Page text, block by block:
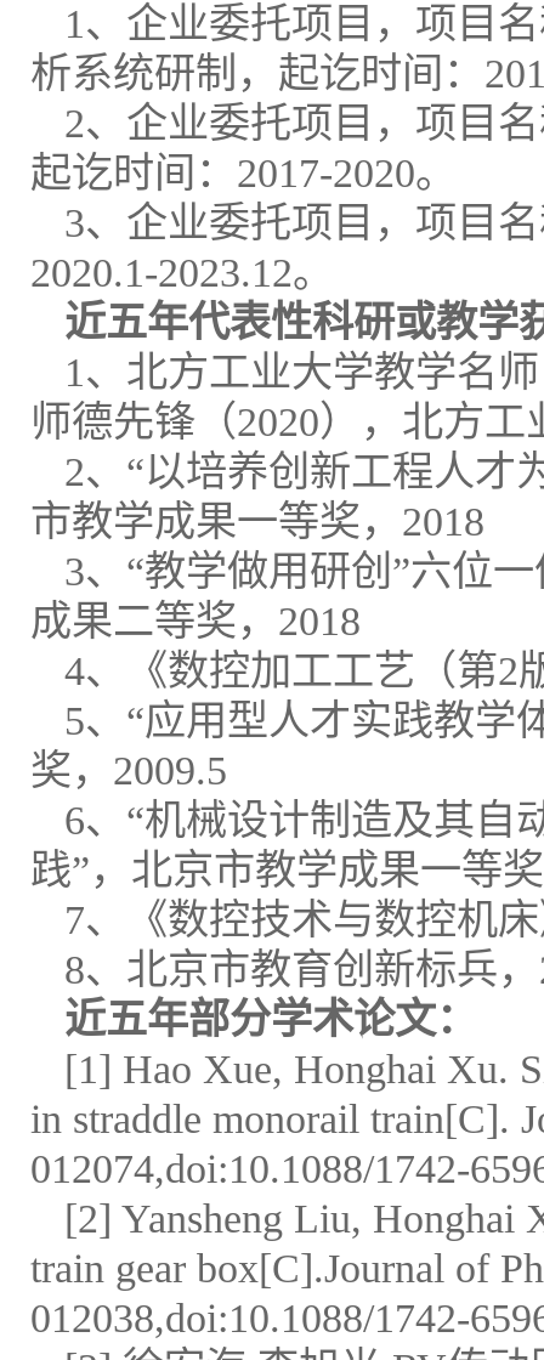
1、企业委托项目，项目
析系统研制，起讫时间：
2、企业委托项目，项目
起讫时间：2017-2020。
3、企业委托项目，项目
2020.1-2023.12。
近五年代表性科研或教学
1、北方工业大学教学名
师德先锋（2020），北方
2、“以培养创新工程人才
市教学成果一等奖，2018
3、“教学做用研创”六位
成果二等奖，2018
4、《数控加工工艺（第2
5、“应用型人才实践教学
奖，2009.5
6、“机械设计制造及其自
践”，北京市教学成果一等
7、《数控技术与数控机
8、北京市教育创新标兵，
近五年部分学术论文：
[1] Hao Xue, Honghai Xu.
in straddle monorail train[C].
012074,doi:10.1088/1742-
[2] Yansheng Liu, Honghai
train gear box[C].Journal of
012038,doi:10.1088/1742-